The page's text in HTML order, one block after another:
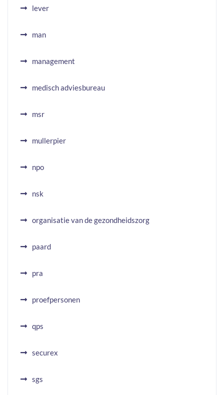
lever
man
management
medisch adviesbureau
msr
mullerpier
npo
nsk
organisatie van de gezondheidszorg
paard
pra
proefpersonen
qps
securex
sgs